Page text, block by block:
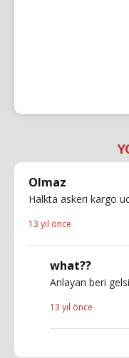
Olmaz
Halkta askeri kargo
13 yıl önce
what??
Anlayan beri
13 yıl önce